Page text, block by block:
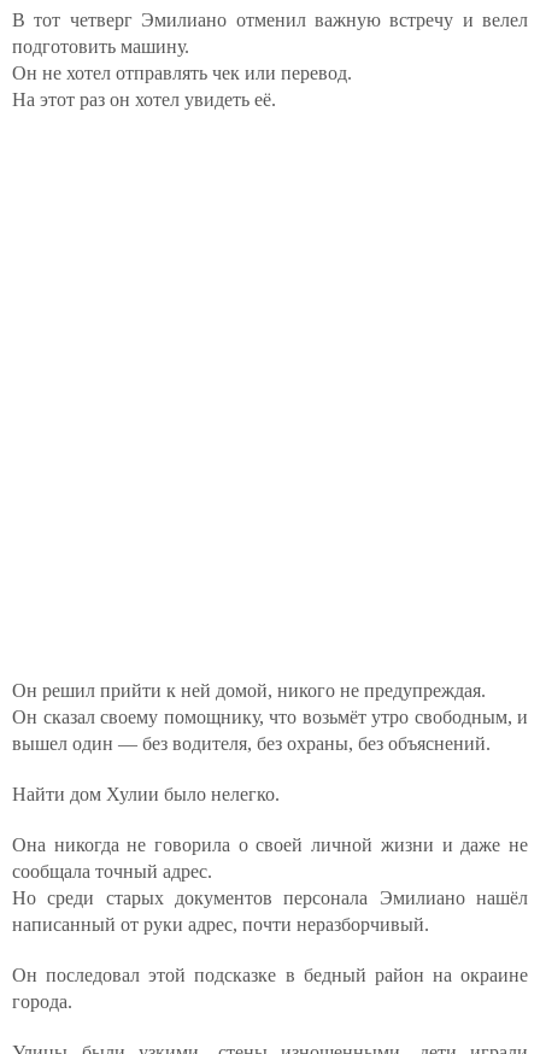
В тот четверг Эмилиано отменил важную встречу и велел
подготовить машину.
Он не хотел отправлять чек или перевод.
На этот раз он хотел увидеть её.
Он решил прийти к ней домой, никого не предупреждая.
Он сказал своему помощнику, что возьмёт утро свободным, и
вышел один — без водителя, без охраны, без объяснений.
Найти дом Хулии было нелегко.
Она никогда не говорила о своей личной жизни и даже не
сообщала точный адрес.
Но среди старых документов персонала Эмилиано нашёл
написанный от руки адрес, почти неразборчивый.
Он последовал этой подсказке в бедный район на окраине
города.